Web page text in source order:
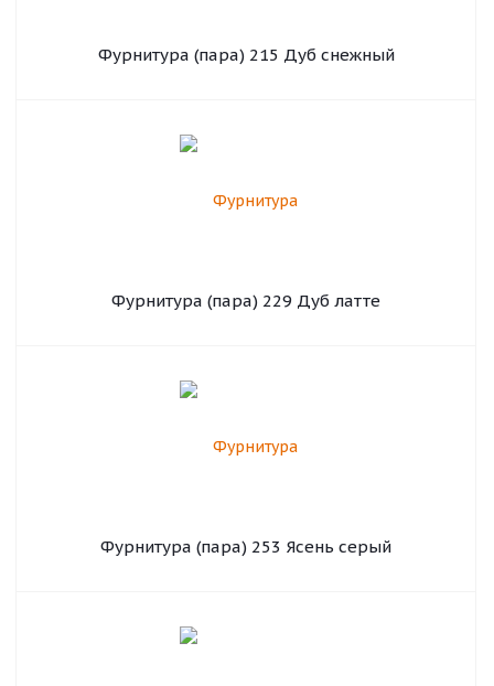
Фурнитура (пара) 215 Дуб снежный
Фурнитура (пара) 229 Дуб латте
Фурнитура (пара) 253 Ясень серый